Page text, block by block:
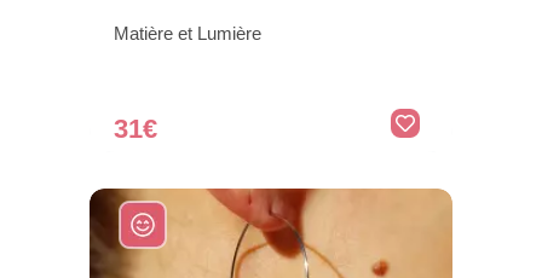
Matière et Lumière
31€